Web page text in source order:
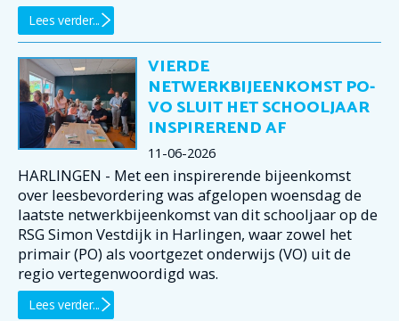
Lees verder...
VIERDE
NETWERKBIJEENKOMST PO-
VO SLUIT HET SCHOOLJAAR
INSPIREREND AF
11-06-2026
HARLINGEN - Met een inspirerende bijeenkomst
over leesbevordering was afgelopen woensdag de
laatste netwerkbijeenkomst van dit schooljaar op de
RSG Simon Vestdijk in Harlingen, waar zowel het
primair (PO) als voortgezet onderwijs (VO) uit de
regio vertegenwoordigd was.
Lees verder...